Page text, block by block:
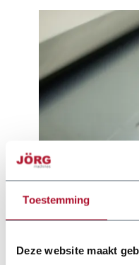
Toestemming
Deze website maakt